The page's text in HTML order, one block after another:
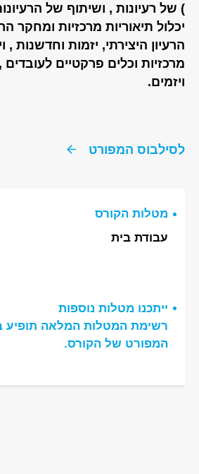
) של רעיונות , ושיתוף של
יכלול תיאוריות מרכזיות ומחקר
הרעיון היצירתי, יזמות וחדשנות ,
מרכזיות וכלים פרקטיים
ויזמים.
לסילבוס המפורט
מטלות הקורס
עבודת בית
ייתכנו מטלות נוספות
רשימת המטלות המלאה תופיע
המפורט של הקורס.